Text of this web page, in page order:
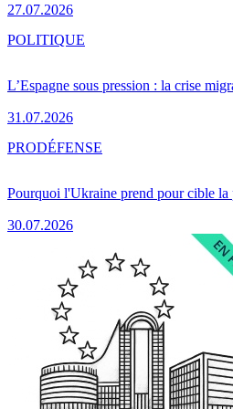
27.07.2026
L’Espagne sous pression : la crise
31.07.2026
POLITIQUE
Pourquoi l'Ukraine prend pour cible la
30.07.2026
PRODÉFENSE